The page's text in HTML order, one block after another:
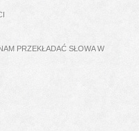
PRZEKŁADAĆ SŁOWA W